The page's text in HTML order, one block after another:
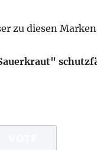
zu diesen